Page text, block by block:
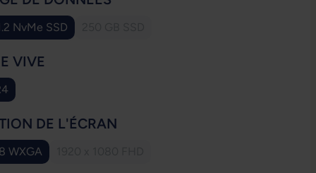
NvMe SSD
VIVE
DE L'ÉCRAN
WXGA